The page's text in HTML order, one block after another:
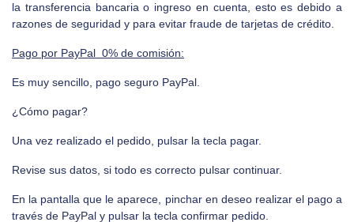
la transferencia bancaria o ingreso en cuenta, esto es debido a
razones de seguridad y para evitar fraude de tarjetas de crédito.
Pago por PayPal 0% de comisión:
Es muy sencillo, pago seguro PayPal.
¿Cómo pagar?
Una vez realizado el pedido, pulsar la tecla pagar.
Revise sus datos, si todo es correcto pulsar continuar.
En la pantalla que le aparece, pinchar en deseo realizar el pago a
través de PayPal y pulsar la tecla confirmar pedido.